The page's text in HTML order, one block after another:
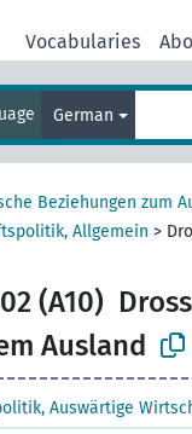
Vocabularies
German
Beziehungen zum
Allgemein >
(A10)
Ausland
Auswärtige